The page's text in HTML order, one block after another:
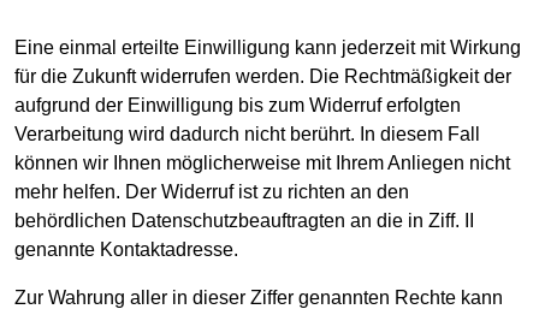
Eine einmal erteilte Einwilligung kann jederzeit mit Wirkung
für die Zukunft widerrufen werden. Die Rechtmäßigkeit der
aufgrund der Einwilligung bis zum Widerruf erfolgten
Verarbeitung wird dadurch nicht berührt. In diesem Fall
können wir Ihnen möglicherweise mit Ihrem Anliegen nicht
mehr helfen. Der Widerruf ist zu richten an den
behördlichen Datenschutzbeauftragten an die in Ziff. II
genannte Kontaktadresse.
Zur Wahrung aller in dieser Ziffer genannten Rechte kann